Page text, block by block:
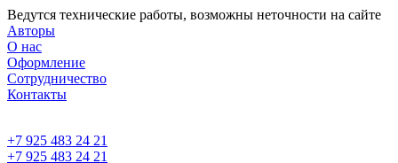
Ведутся технические работы, возможны неточности на сайте
Авторы
О нас
Оформление
Сотрудничество
Контакты
+7 925 483 24 21
+7 925 483 24 21